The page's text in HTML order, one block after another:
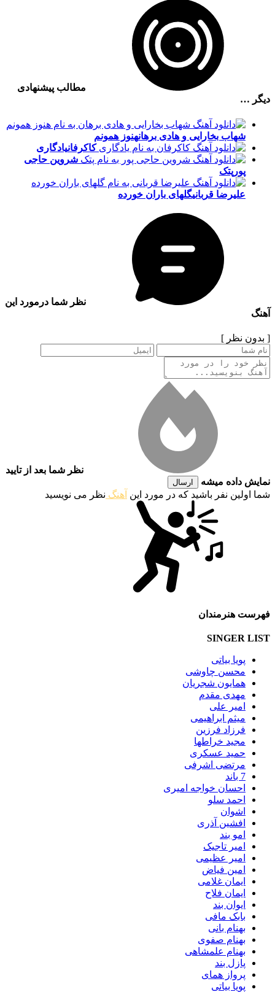
مطالب پیشنهادی
دیگر …
شهاب بخارایی و هادی برهانهنوز همونم
کاکرفانیادگاری
شروین حاجی
پور پتک
علیرضا قربانیگلهای باران خورده
نظر شما درمورد این
آهنگ
[ بدون نظر ]
نظر شما بعد از تایید
نمایش داده میشه
ارسال
شما اولین نفر باشید که در مورد این آهنگ نظر می نویسید
فهرست هنرمندان
SINGER LIST
پویا بیاتی
محسن چاوشی
همایون شجریان
مهدی مقدم
امیر علی
میثم ابراهیمی
فرزاد فرزین
مجید خراطها
حمید عسکری
مرتضی اشرفی
7 باند
احسان خواجه امیری
احمد سلو
اشوان
افشین آذری
امو بند
امیر تاجیک
امیر عظیمی
امین فیاض
ایمان غلامی
ایمان فلاح
ایوان بند
بابک مافی
بهنام بانی
بهنام صفوی
بهنام علمشاهی
پازل بند
پرواز همای
پویا بیاتی